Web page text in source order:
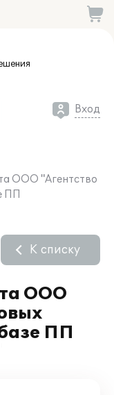
Вход
ООО "Агентство
ПП
ООО
ПП
К списку